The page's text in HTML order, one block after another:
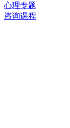
心理专题
咨询课程